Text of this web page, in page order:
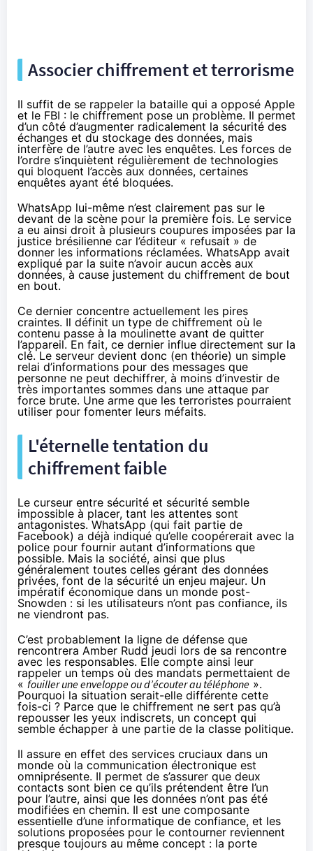
Associerchiffrementet terrorisme
Il suffit de se rappeler la bataille qui a opposé Apple
et le FBI : le chiffrement pose un problème. Il permet
d’un côté d’augmenter radicalement la sécurité des
échanges et du stockage des données, mais
interfère de l’autre avec les enquêtes. Les forces de
l’ordre s’inquiètent régulièrement de technologies
qui bloquent l’accès aux données, certaines
enquêtes ayant été bloquées.
WhatsApp lui-même n’est clairement pas sur le
devant de la scène pour la première fois. Le service
a eu ainsi droit à plusieurs coupures imposées par la
justice brésilienne car l’éditeur « refusait » de
donner les informations réclamées. WhatsApp avait
expliqué par la suite n’avoir aucun accès aux
données, à cause justement du chiffrement de bout
en bout.
Ce dernier concentre actuellement les pires
craintes. Il définit un type de chiffrement où le
contenu passe à la moulinette avant de quitter
l’appareil. En fait, ce dernier influe directement sur la
clé. Le serveur devient donc (en théorie) un simple
relai d’informations pour des messages que
personne ne peut dechiffrer, à moins d’investir de
très importantes sommes dans une attaque par
force brute. Une arme que les terroristes pourraient
utiliser pour fomenter leurs méfaits.
L'éternelle tentation du
chiffrementfaible
Le curseur entre sécurité et sécurité semble
impossible à placer, tant les attentes sont
antagonistes. WhatsApp (qui fait partie de
Facebook) a déjà indiqué qu’elle coopérerait avec la
police pour fournir autant d’informations que
possible. Mais la société, ainsi que plus
généralement toutes celles gérant des données
privées, font de la sécurité un enjeu majeur. Un
impératif économique dans un monde post-
Snowden : si les utilisateurs n’ont pas confiance, ils
ne viendront pas.
C’est probablement la ligne de défense que
rencontrera Amber Rudd jeudi lors de sa rencontre
avec les responsables. Elle compte ainsi leur
rappeler un temps où des mandats permettaient de
« fouiller une enveloppe ou d’écouter au téléphone ».
Pourquoi la situation serait-elle différente cette
fois-ci ? Parce que le chiffrement ne sert pas qu’à
repousser les yeux indiscrets, un concept qui
semble échapper à une partie de la classe politique.
Il assure en effet des services cruciaux dans un
monde où la communication électronique est
omniprésente. Il permet de s’assurer que deux
contacts sont bien ce qu’ils prétendent être l’un
pour l’autre, ainsi que les données n’ont pas été
modifiées en chemin. Il est une composante
essentielle d’une informatique de confiance, et les
solutions proposées pour le contourner reviennent
presque toujours au même concept : la porte